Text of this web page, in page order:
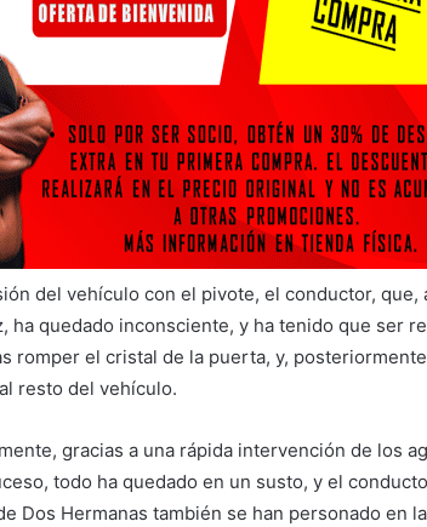
del vehículo con el pivote, el conductor,
ha quedado inconsciente, y ha tenido que ser
romper el cristal de la puerta, y,
resto del vehículo.
gracias a una rápida intervención de los
todo ha quedado en un susto, y el
Dos Hermanas también se han personado en